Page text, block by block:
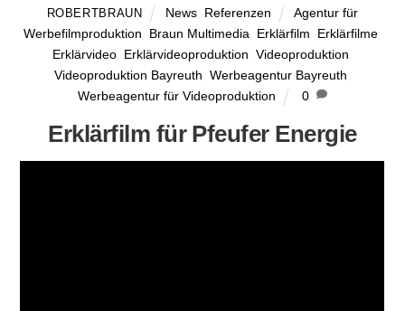
ROBERTBRAUN News Referenzen
Agentur für
Werbefilmproduktion
Braun Multimedia Erklärfilm Erklärfilme
Erklärvideo Erklärvideoproduktion Videoproduktion
Videoproduktion Bayreuth Werbeagentur Bayreuth
Werbeagentur für Videoproduktion
0
Erklärfilm für Pfeufer Energie